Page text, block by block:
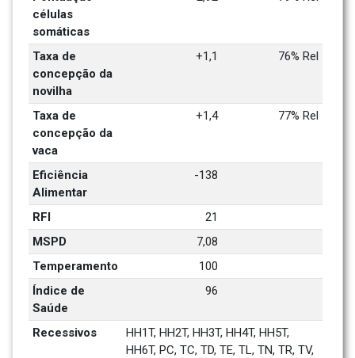
células
somáticas
Taxa de
concepção da
novilha
+1,1 76% Rel
Taxa de
concepção da
vaca
+1,4 77% Rel
Eficiência
Alimentar
-138
RFI
21
MSPD
7,08
Temperamento
100
Índice de
Saúde
96
Recessivos
HH1T, HH2T, HH3T, HH4T, HH5T,
HH6T, PC, TC, TD, TE, TL, TN, TR, TV,